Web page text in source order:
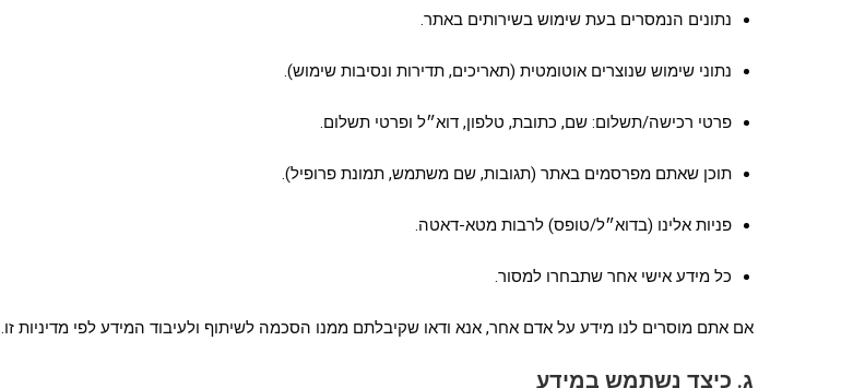
נתונים הנמסרים בעת שימוש בשירותים באתר.
נתוני שימוש שנוצרים אוטומטית (תאריכים, תדירות ונסיבות שימוש).
פרטי רכישה/תשלום: שם, כתובת, טלפון, דוא״ל ופרטי תשלום.
תוכן שאתם מפרסמים באתר (תגובות, שם משתמש, תמונת פרופיל).
פניות אלינו (בדוא״ל/טופס) לרבות מטא-דאטה.
כל מידע אישי אחר שתבחרו למסור.
אם אתם מוסרים לנו מידע על אדם אחר, אנא ודאו שקיבלתם ממנו הסכמה לשיתוף ולעיבוד המידע לפי מדיניות זו.
ג. כיצד נשתמש במידע